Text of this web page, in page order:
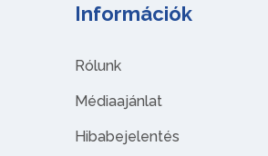
Információk
Rólunk
Médiaajánlat
Hibabejelentés